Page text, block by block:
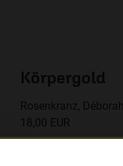
Körpergold
Rosenkranz, Déborah
18,00 EUR